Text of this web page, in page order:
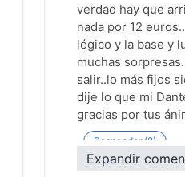
verdad hay que
nada por 12
lógico y la base y
muchas
salir..lo más fijos
dije lo que mi
gracias por tus
· Responder (2)
Expandir